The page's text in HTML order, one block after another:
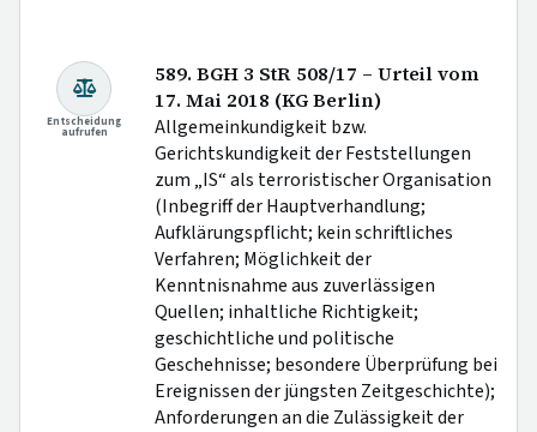
Entscheidung
aufrufen
589. BGH 3 StR 508/17 – Urteil vom
17. Mai 2018 (KG Berlin)
Allgemeinkundigkeit bzw.
Gerichtskundigkeit der Feststellungen
zum „IS“ als terroristischer Organisation
(Inbegriff der Hauptverhandlung;
Aufklärungspflicht; kein schriftliches
Verfahren; Möglichkeit der
Kenntnisnahme aus zuverlässigen
Quellen; inhaltliche Richtigkeit;
geschichtliche und politische
Geschehnisse; besondere Überprüfung bei
Ereignissen der jüngsten Zeitgeschichte);
Anforderungen an die Zulässigkeit der